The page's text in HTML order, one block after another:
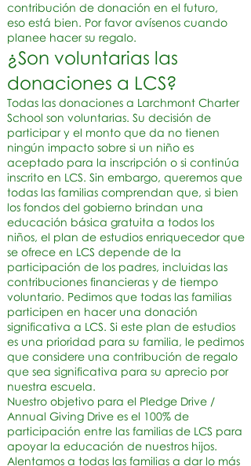
contribución de donación en el futuro,
eso está bien. Por favor avísenos cuando
planee hacer su regalo.
¿Son voluntarias las
donaciones a LCS?
Todas las donaciones a Larchmont Charter
School son voluntarias. Su decisión de
participar y el monto que da no tienen
ningún impacto sobre si un niño es
aceptado para la inscripción o si continúa
inscrito en LCS. Sin embargo, queremos que
todas las familias comprendan que, si bien
los fondos del gobierno brindan una
educación básica gratuita a todos los
niños, el plan de estudios enriquecedor que
se ofrece en LCS depende de la
participación de los padres, incluidas las
contribuciones financieras y de tiempo
voluntario. Pedimos que todas las familias
participen en hacer una donación
significativa a LCS. Si este plan de estudios
es una prioridad para su familia, le pedimos
que considere una contribución de regalo
que sea significativa para su aprecio por
nuestra escuela.
Nuestro objetivo para el Pledge Drive /
Annual Giving Drive es el 100% de
participación entre las familias de LCS para
apoyar la educación de nuestros hijos.
Alentamos a todas las familias a dar lo más